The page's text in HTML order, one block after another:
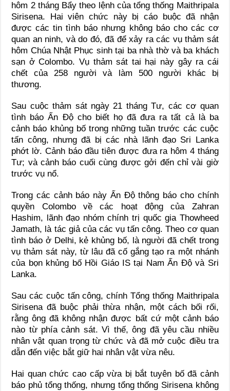
hôm 2 tháng Bẩy theo lệnh của tổng thống Maithripala
Sirisena. Hai viên chức này bị cáo buộc đã nhận
được các tin tình báo nhưng không báo cho các cơ
quan an ninh, và do đó, đã để xảy ra các vụ thảm sát
hôm Chúa Nhật Phục sinh tại ba nhà thờ và ba khách
sạn ở Colombo. Vụ thảm sát tai hại này gây ra cái
chết của 258 người và làm 500 người khác bị
thương.
Sau cuộc thảm sát ngày 21 tháng Tư, các cơ quan
tình báo Ấn Độ cho biết họ đã đưa ra tất cả là ba
cảnh báo khủng bố trong những tuần trước các cuộc
tấn công, nhưng đã bị các nhà lãnh đạo Sri Lanka
phớt lờ. Cảnh báo đầu tiên được đưa ra hôm 4 tháng
Tư; và cảnh báo cuối cùng được gởi đến chỉ vài giờ
trước vụ nổ.
Trong các cảnh báo này Ấn Độ thông báo cho chính
quyền Colombo về các hoạt động của Zahran
Hashim, lãnh đạo nhóm chính trị quốc gia Thowheed
Jamath, là tác giả của các vụ tấn công. Theo cơ quan
tình báo ở Delhi, kẻ khủng bố, là người đã chết trong
vụ thảm sát này, từ lâu đã cố gắng tạo ra một nhánh
của bọn khủng bố Hồi Giáo IS tại Nam Ấn Độ và Sri
Lanka.
Sau các cuộc tấn công, chính Tổng thống Maithripala
Sirisena đã buộc phải thừa nhận, một cách bối rối,
rằng ông đã không nhận được bất cứ một cảnh báo
nào từ phía cảnh sát. Vì thế, ông đã yêu cầu nhiều
nhân vật quan trọng từ chức và đã mở cuộc điều tra
dẫn đến việc bắt giữ hai nhân vật vừa nêu.
Hai quan chức cao cấp vừa bị bắt tuyên bố đã cảnh
báo phủ tổng thống, nhưng tổng thống Sirisena không